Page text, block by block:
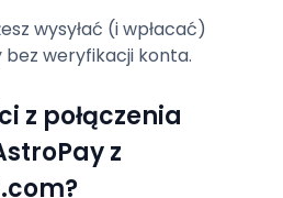
wysyłać (i wpłacać)
weryfikacji konta.
z połączenia
z